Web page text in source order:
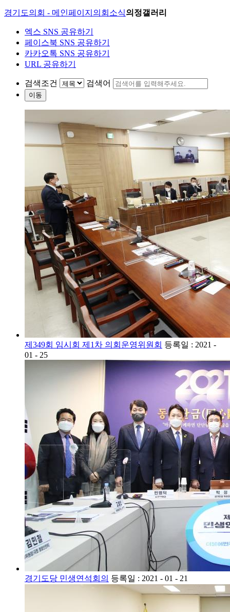
경기도의회 - 메인페이지 의회소식의정갤러리
엑스 SNS 공유하기
페이스북 SNS 공유하기
카카오톡 SNS 공유하기
URL 공유하기
검색조건 검색어
이동
제349회 임시회 제1차 의회운영위원회 등록일 : 2021 -
01 - 25
경기도당 민생연석회의 등록일 : 2021 - 01 - 21